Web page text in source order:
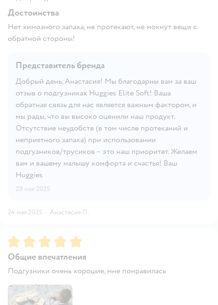
Достоинства
Нет химозного запаха, не протекают, не мокнут вещи с
обратной стороны!
Представитель бренда
Добрый день, Анастасия! Мы благодарны вам за ваш
отзыв о подгузниках Huggies Elite Soft! Ваша
обратная связь для нас является важным фактором, и
мы рады, что вы высоко оценили наш продукт.
Отсутствие неудобств (в том числе протеканий и
неприятного запаха) при использовании
подгузников/трусиков – это наш приоритет. Желаем
вам и вашему малышу комфорта и счастья! Ваш
Huggies
28 мая 2025
24 мая 2025 · Анастасия П.
Рейтинг:5
Общие впечатления
Подгузники очень хорошие, мне понравилась